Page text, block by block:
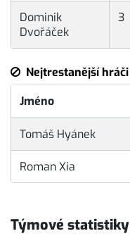
Dominik
Dvořáček
3
Nejtrestanější hráči
Jméno
Tomáš Hyánek
Roman Xia
Týmové statistiky